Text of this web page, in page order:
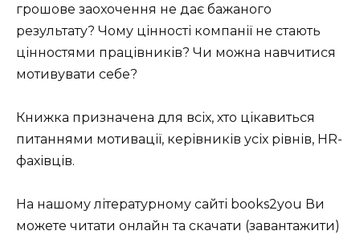
грошове заохочення не дає бажаного
результату? Чому цінності компанії не стають
цінностями працівників? Чи можна навчитися
мотивувати себе?
Книжка призначена для всіх, хто цікавиться
питаннями мотивації, керівників усіх рівнів, HR-
фахівців.
На нашому літературному сайті books2you Ви
можете читати онлайн та скачати (завантажити)